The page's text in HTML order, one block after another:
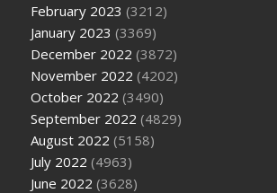
February 2023 (3212)
January 2023 (3369)
December 2022 (3872)
November 2022 (4202)
October 2022 (3490)
September 2022 (4829)
August 2022 (5158)
July 2022 (4963)
June 2022 (3628)